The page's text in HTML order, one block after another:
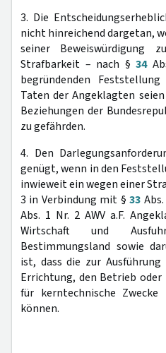
3. Die
nicht hinreichend dargetan,
seiner
Strafbarkeit – nach § 34
begründenden
Taten der Angeklagten
Beziehungen der
zu gefährden.
4. Den
genügt, wenn in den
inwieweit ein wegen einer
3 in Verbindung mit §33
Abs. 1 Nr. 2 AWV a.F.
Wirtschaft und
Bestimmungsland sowie
ist, dass die zur
Errichtung, den Betrieb oder
für kerntechnische
können.